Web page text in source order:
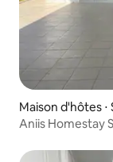
Maison d'hôtes ⋅
Aniis Homestay